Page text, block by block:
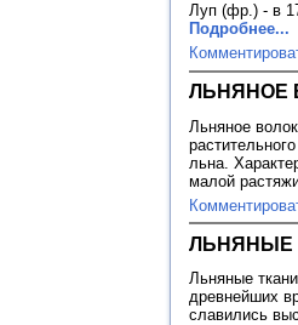
Луп (фр.) - в
Подробнее...
ЛЬНЯНОЕ
Льняное
льна.
малой
ЛЬНЯНЫЕ
Льняные
древнейших
славились